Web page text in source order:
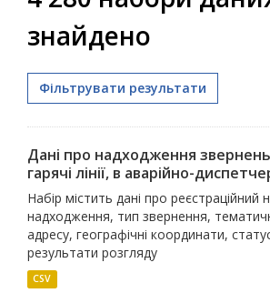
знайдено
Фільтрувати результати
Дані про надходження
гарячі лінії, в аварійно-
Набір містить дані про
надходження, тип звернення,
адресу, географічні координати,
результати розгляду
CSV